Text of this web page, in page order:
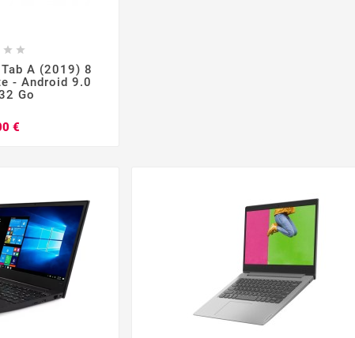
 
A (2019) 8
- Android 9.0
Go
€